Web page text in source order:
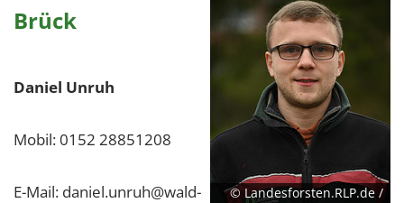
© Landesforsten.RLP.de /
Brück
Daniel Unruh
Mobil: 0152 28851208
E-Mail: daniel.unruh@wald-